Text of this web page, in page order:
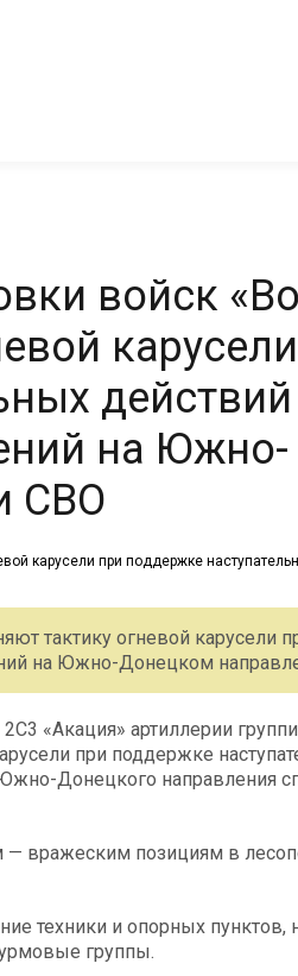
войск
действий
на Южно-
СВО
тактику огневой карусели
на Южно-Донецком
«Акация» артиллерии
при поддержке
Донецкого направления
вражеским позициям в
техники и опорных пунктов,
группы.